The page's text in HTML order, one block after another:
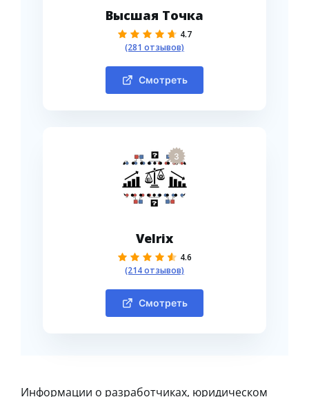
Высшая Точка
4.7
(281 отзывов)
Смотреть
3
Velrix
4.6
(214 отзывов)
Смотреть
Информации о разработчиках, юридическом